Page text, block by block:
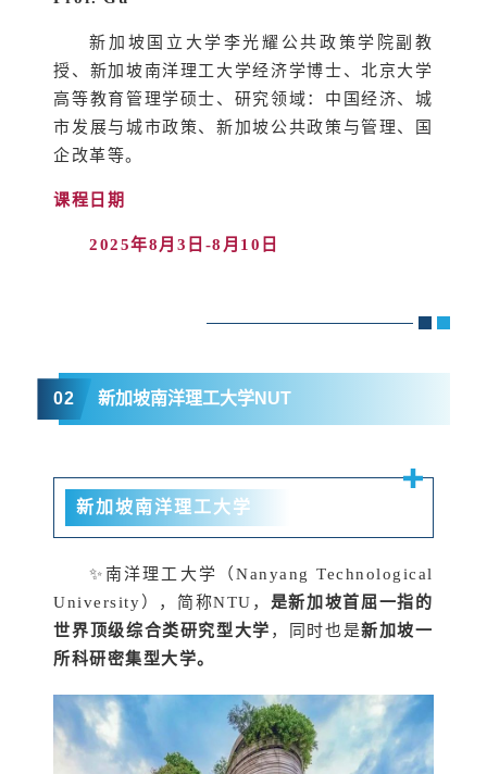
新加坡国立大学李光耀公共政策学院副教
授、新加坡南洋理工大学经济学博士、北京大学
高等教育管理学硕士、研究领域：中国经济、城
市发展与城市政策、新加坡公共政策与管理、国
企改革等。
课程日期
2025年8月3日-8月10日
02 新加坡南洋理工大学NUT
新加坡南洋理工大学
✨南洋理工大学（Nanyang Technological
University），简称NTU， 是新加坡首屈一指的
世界顶级综合类研究型大学 ，同时也是新加坡一
所科研密集型大学。